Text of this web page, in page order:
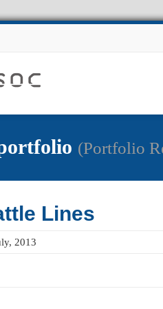
(Portfolio
Lines
2013